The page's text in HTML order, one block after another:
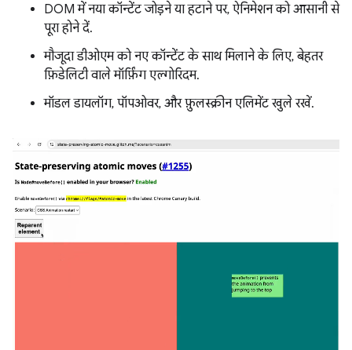
DOM में नया कॉन्टेंट जोड़ने या हटाने पर, ऐनिमेशन को आसानी से
पूरा होने दें.
मौजूदा डीओएम को नए कॉन्टेंट के साथ मिलाने के लिए, बेहतर
फ़िडेलिटी वाले मॉर्फ़िंग एल्गोरिदम.
मॉडल डायलॉग, पॉपओवर, और फ़ुलस्क्रीन एलिमेंट खुले रखें.